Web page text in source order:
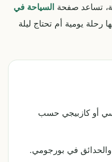
تساعد صفحة السياحة في
رحلة يومية أم تحتاج ليلة
أو كازبيجي حسب
والحدائق في بورجومي.